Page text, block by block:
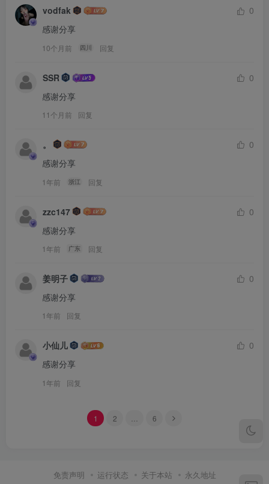
vodfak
0
感谢分享
10个月前 四川 回复
SSR
0
感谢分享
11个月前 回复
。
0
感谢分享
1年前 浙江 回复
zzc147
0
感谢分享
1年前 广东 回复
姜明子
0
感谢分享
1年前 回复
小仙儿
0
感谢分享
1年前 回复
1 2 6
免责声明 运行状态 关于本站 永久地址